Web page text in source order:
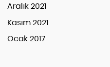
Aralık 2021
Kasım 2021
Ocak 2017